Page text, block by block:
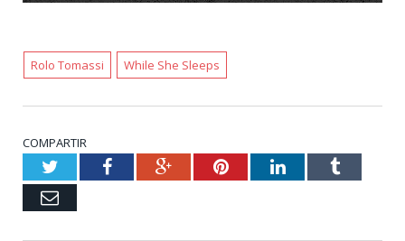
Rolo Tomassi While She Sleeps
COMPARTIR
TwitterFacebookGoogle+PinterestLinkedInTumblr
Email